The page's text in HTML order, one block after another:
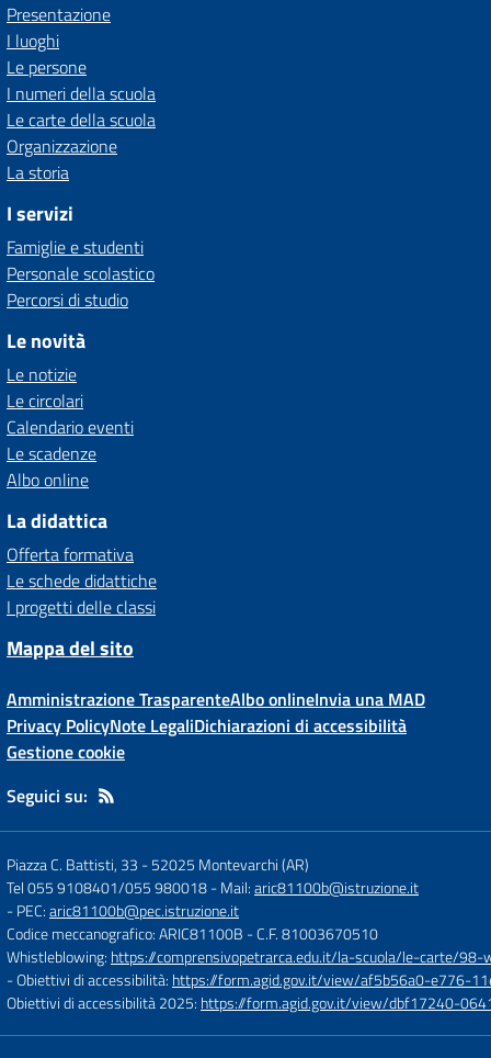
Presentazione
I luoghi
Le persone
I numeri della scuola
Le carte della scuola
Organizzazione
La storia
I servizi
Famiglie e studenti
Personale scolastico
Percorsi di studio
Le novità
Le notizie
Le circolari
Calendario eventi
Le scadenze
Albo online
La didattica
Offerta formativa
Le schede didattiche
I progetti delle classi
Mappa del sito
Amministrazione TrasparenteAlbo onlineInvia una MAD
Privacy PolicyNote LegaliDichiarazioni di accessibilità
Gestione cookie
Seguici su:
Piazza C. Battisti, 33 -52025 Montevarchi (AR)
Tel 055 9108401/055 980018- Mail:aric81100b@istruzione.it
- PEC:aric81100b@pec.istruzione.it
Codice meccanografico: ARIC81100B - C.F. 81003670510
Whistleblowing: https://comprensivopetrarca.edu.it/la-scuola/le-carte/98-
- Obiettivi di accessibilità: https://form.agid.gov.it/view/af5b56a0-e776-
Obiettivi di accessibilità 2025: https://form.agid.gov.it/view/dbf17240-